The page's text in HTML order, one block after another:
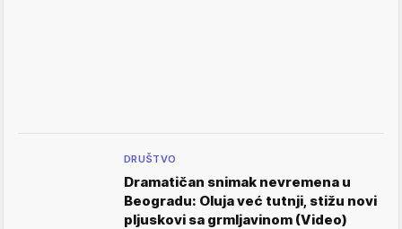
DRUŠTVO
Dramatičan snimak nevremena u
Beogradu: Oluja već tutnji, stižu novi
pljuskovi sa grmljavinom (Video)